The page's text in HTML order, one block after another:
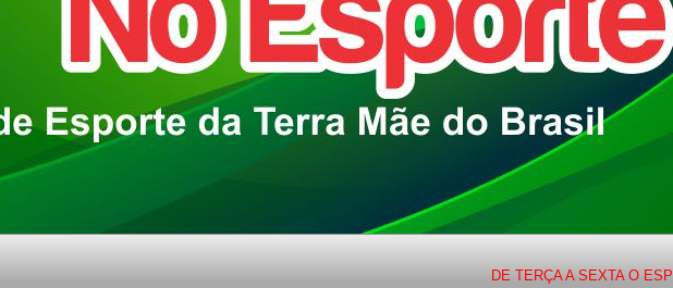
DE TERÇA A SEXTA O ESPORTE